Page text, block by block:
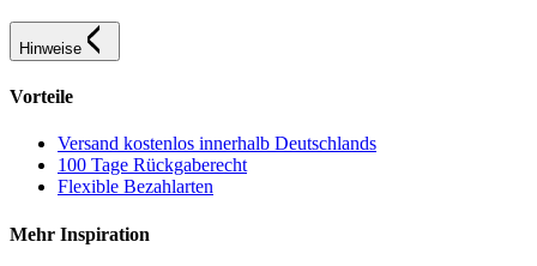
Hinweise
Vorteile
Versand kostenlos innerhalb Deutschlands
100 Tage Rückgaberecht
Flexible Bezahlarten
Mehr Inspiration